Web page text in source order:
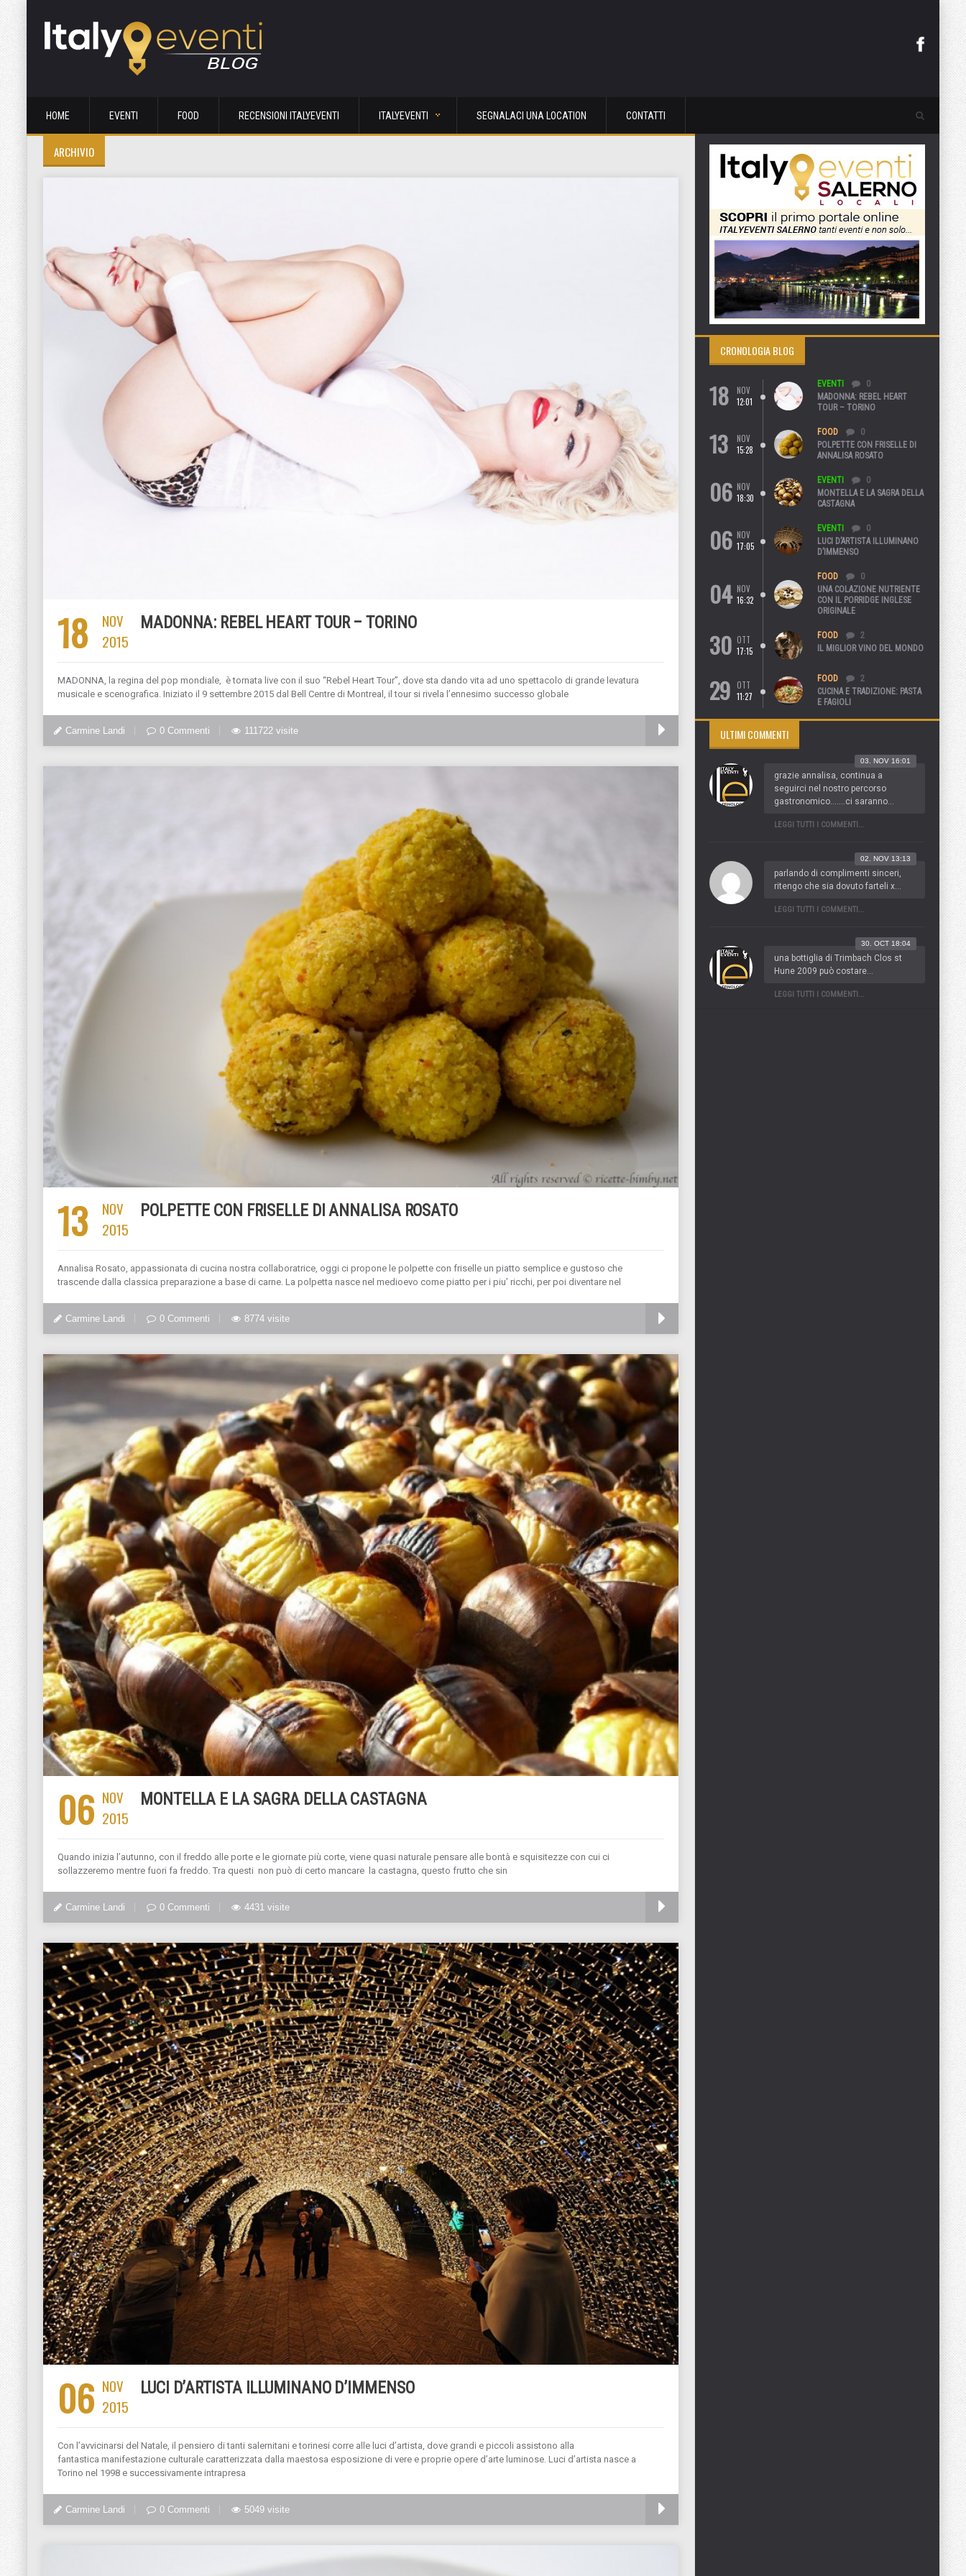
HOME EVENTI FOOD RECENSIONI ITALYEVENTI ITALYEVENTI SEGNALACI UNA LOCATION CONTATTI
ARCHIVIO
18
NOV
2015
MADONNA: REBEL HEART TOUR – TORINO
MADONNA, la regina del pop mondiale, è tornata live con il suo “Rebel Heart Tour”, dove sta dando vita ad uno spettacolo di grande levatura
musicale e scenografica. Iniziato il 9 settembre 2015 dal Bell Centre di Montreal, il tour si rivela l’ennesimo successo globale
Carmine Landi 0 Commenti 111722 visite
13
NOV
2015
POLPETTE CON FRISELLE DI ANNALISA ROSATO
Annalisa Rosato, appassionata di cucina nostra collaboratrice, oggi ci propone le polpette con friselle un piatto semplice e gustoso che
trascende dalla classica preparazione a base di carne. La polpetta nasce nel medioevo come piatto per i piu’ ricchi, per poi diventare nel
Carmine Landi 0 Commenti 8774 visite
06 NOV
2015
MONTELLA E LA SAGRA DELLA CASTAGNA
Quando inizia l’autunno, con il freddo alle porte e le giornate più corte, viene quasi naturale pensare alle bontà e squisitezze con cui ci
sollazzeremo mentre fuori fa freddo. Tra questi non può di certo mancare la castagna, questo frutto che sin
Carmine Landi 0 Commenti 4431 visite
06 NOV
2015
LUCI D’ARTISTA ILLUMINANO D’IMMENSO
Con l’avvicinarsi del Natale, il pensiero di tanti salernitani e torinesi corre alle luci d’artista, dove grandi e piccoli assistono alla
fantastica manifestazione culturale caratterizzata dalla maestosa esposizione di vere e proprie opere d’arte luminose. Luci d’artista nasce a
Torino nel 1998 e successivamente intrapresa
Carmine Landi 0 Commenti 5049 visite
CRONOLOGIA BLOG
18
NOV
12:01
EVENTI
0
MADONNA: REBEL HEART
TOUR – TORINO
13
NOV
15:28
FOOD
0
POLPETTE CON FRISELLE DI
ANNALISA ROSATO
06 NOV
18:30
EVENTI
0
MONTELLA E LA SAGRA DELLA
CASTAGNA
06 NOV
17:05
EVENTI
0
LUCI D’ARTISTA ILLUMINANO
D’IMMENSO
04 NOV
16:32
FOOD
0
UNA COLAZIONE NUTRIENTE
CON IL PORRIDGE INGLESE
ORIGINALE
30 OTT
17:15
FOOD
2
IL MIGLIOR VINO DEL MONDO
29
OTT
11:27
FOOD
2
CUCINA E TRADIZIONE: PASTA
E FAGIOLI
ULTIMI COMMENTI
03. NOV 16:01
grazie annalisa, continua a
seguirci nel nostro percorso
gastronomico.......ci saranno...
LEGGI TUTTI I COMMENTI...
02. NOV 13:13
parlando di complimenti sinceri,
ritengo che sia dovuto farteli x...
LEGGI TUTTI I COMMENTI...
30. OCT 18:04
una bottiglia di Trimbach Clos st
Hune 2009 può costare...
LEGGI TUTTI I COMMENTI...